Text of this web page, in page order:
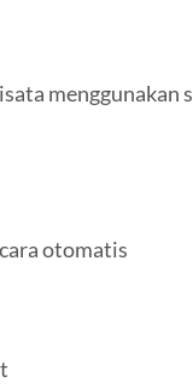
menggunakan
otomatis